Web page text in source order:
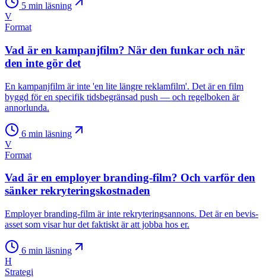
5 min läsning
V
Format
Vad är en kampanjfilm? När den funkar och när
den inte gör det
En kampanjfilm är inte 'en lite längre reklamfilm'. Det är en film
byggd för en specifik tidsbegränsad push — och regelboken är
annorlunda.
6 min läsning
V
Format
Vad är en employer branding-film? Och varför den
sänker rekryteringskostnaden
Employer branding-film är inte rekryteringsannons. Det är en bevis-
asset som visar hur det faktiskt är att jobba hos er.
6 min läsning
H
Strategi